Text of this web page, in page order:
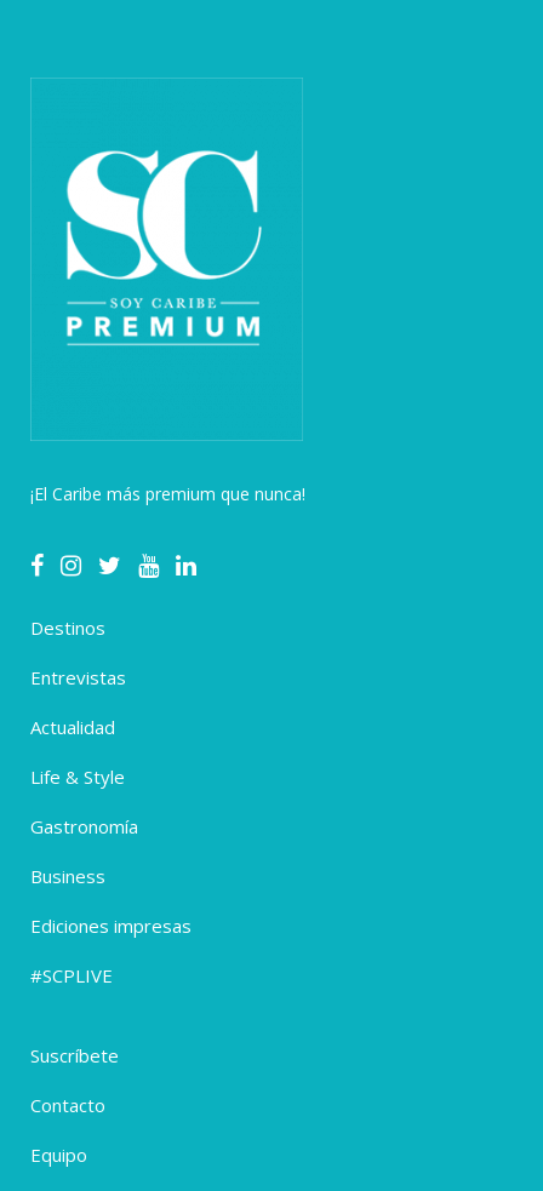
¡El Caribe más premium que nunca!
Destinos
Entrevistas
Actualidad
Life & Style
Gastronomía
Business
Ediciones impresas
#SCPLIVE
Suscríbete
Contacto
Equipo